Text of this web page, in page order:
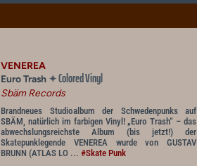
VENEREA
Euro Trash ✦Colored Vinyl
Sbäm Records
Brandneues Studioalbum der Schwedenpunks auf
SBÄM, natürlich im farbigen Vinyl! „Euro Trash“ – das
abwechslungsreichste Album (bis jetzt!) der
Skatepunklegende VENEREA wurde von GUSTAV
BRUNN (ATLAS LO ... #Skate Punk